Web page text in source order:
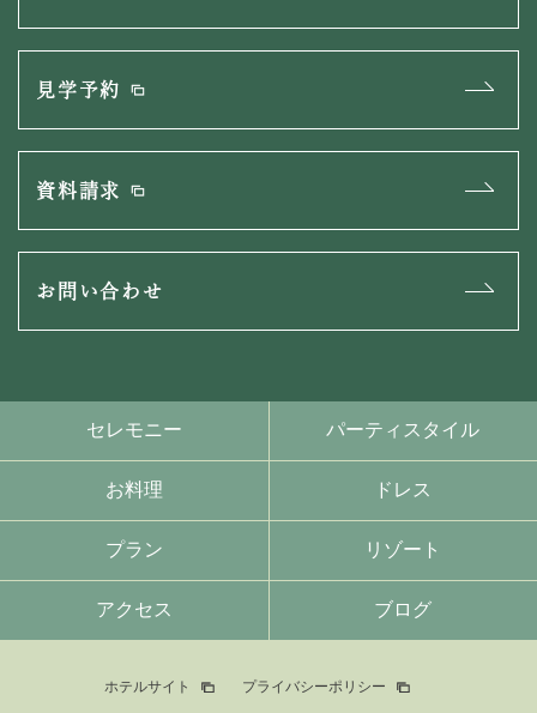
見学予約
資料請求
お問い合わせ
セレモニー パーティスタイル
お料理 ドレス
プラン リゾート
アクセス ブログ
ホテルサイト プライバシーポリシー